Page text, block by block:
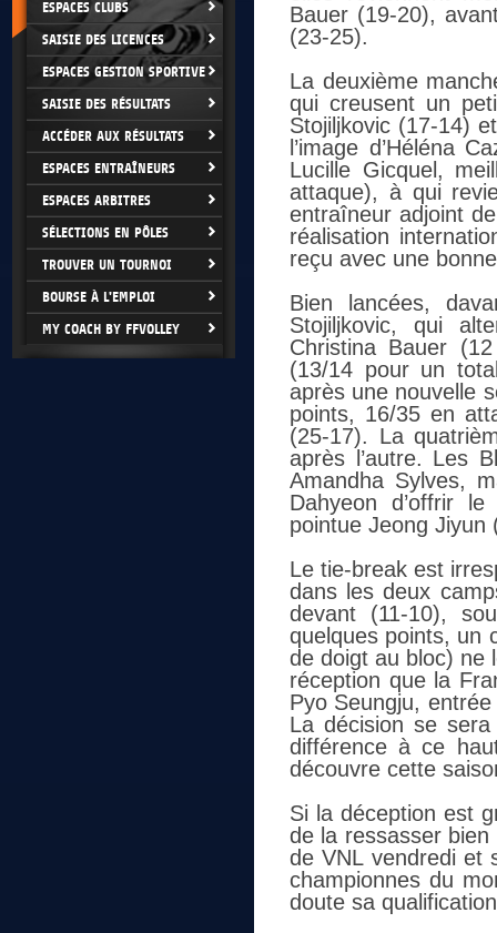
ESPACES CLUBS
SAISIE DES LICENCES
ESPACES GESTION SPORTIVE
SAISIE DES RÉSULTATS
ACCÉDER AUX RÉSULTATS
ESPACES ENTRAÎNEURS
ESPACES ARBITRES
SÉLECTIONS EN PÔLES
TROUVER UN TOURNOI
BOURSE À L'EMPLOI
MY COACH BY FFVOLLEY
Bauer (19-20),
(23-25).
La deuxième
qui creusent un
Stojiljkovic (17-14)
l’image d’Héléna
Lucille Gicquel,
attaque), à qui
entraîneur adjoint
réalisation
reçu avec une
Bien lancées,
Stojiljkovic, qui
Christina Bauer
(13/14 pour un
après une nouvelle
points, 16/35 en
(25-17). La
après l’autre. Les
Amandha Sylves,
Dahyeon d’offrir
pointue Jeong Jiyun
Le tie-break est
dans les deux
devant (11-10),
quelques points, un
de doigt au bloc) ne
réception que la
Pyo Seungju,
La décision se
différence à ce
découvre cette
Si la déception est
de la ressasser
de VNL vendredi et
championnes du
doute sa